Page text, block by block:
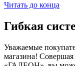
Читать до конца
Гибкая
Уважаемые
магазина!